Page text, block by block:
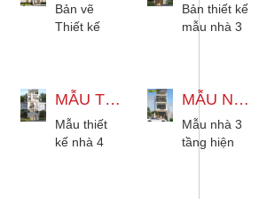
được ưa...
đình 2
đến...
Bản vẽ
Thiết kế
tum hiện
đại. Phù
hợp gia
đình từ 3 -5
Bản thiết kế
mẫu nhà 3
phù hợp
mọi diện
tích. Đủ
tiện...
MẪU THIẾT KẾ NHÀ 4 TẦNG 1 TUM HIỆN ĐẠI 3 PHÒNG NGỦ
Mẫu thiết
kế nhà 4
MẪU NHÀ 3 TẦNG HIỆN ĐẠI 4X19M CÓ SÂN THƯỢNG ĐẸP
Mẫu nhà 3
tầng hiện